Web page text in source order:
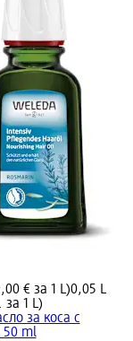
€ за 1 L)0,05 L
за 1 L)
за коса с
50 ml